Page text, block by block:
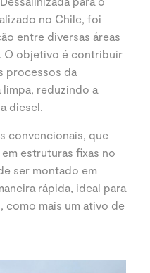
no Chile, foi
entre diversas áreas
O objetivo é contribuir
processos da
limpa, reduzindo a
diesel.
convencionais, que
estruturas fixas no
ser montado em
rápida, ideal para
como mais um ativo de